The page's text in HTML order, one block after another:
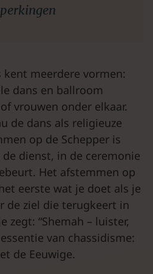
kent meerdere vormen:
dans en ballroom
vrouwen onder elkaar.
de dans als religieuze
op de Schepper is
dienst, in de ceremonie
Het afstemmen op
eerste wat je doet als je
de ziel die terugkeert in
zegt: “Shemah – luister,
van chassidisme:
de Eeuwige.